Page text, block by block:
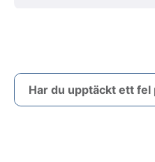
Har du upptäckt ett fel